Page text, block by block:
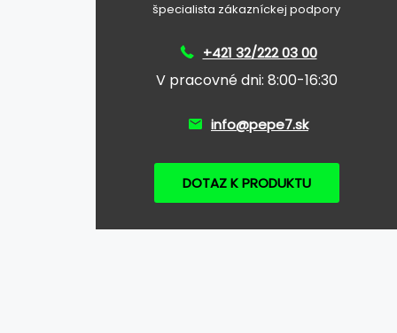
špecialista zákazníckej podpory
+421 32/222 03 00
V pracovné dni: 8:00-16:30
info@pepe7.sk
DOTAZ K PRODUKTU